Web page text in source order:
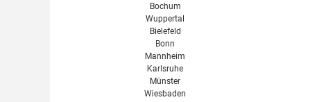
Bochum
Wuppertal
Bielefeld
Bonn
Mannheim
Karlsruhe
Münster
Wiesbaden